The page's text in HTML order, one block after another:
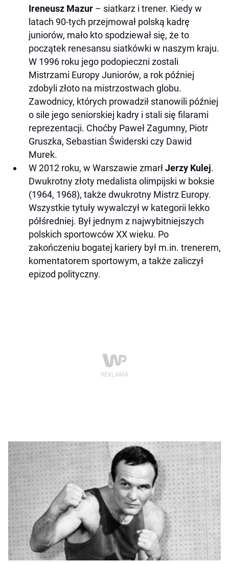
Ireneusz Mazur – siatkarz i trener. Kiedy w
latach 90-tych przejmował polską kadrę
juniorów, mało kto spodziewał się, że to
początek renesansu siatkówki w naszym kraju.
W 1996 roku jego podopieczni zostali
Mistrzami Europy Juniorów, a rok później
zdobyli złoto na mistrzostwach globu.
Zawodnicy, których prowadził stanowili później
o sile jego seniorskiej kadry i stali się filarami
reprezentacji. Choćby Paweł Zagumny, Piotr
Gruszka, Sebastian Świderski czy Dawid
Murek.
W 2012 roku, w Warszawie zmarłJerzy Kulej.
Dwukrotny złoty medalista olimpijski w boksie
(1964, 1968), także dwukrotny Mistrz Europy.
Wszystkie tytuły wywalczył w kategorii lekko
półśredniej. Był jednym z najwybitniejszych
polskich sportowców XX wieku. Po
zakończeniu bogatej kariery był m.in. trenerem,
komentatorem sportowym, a także zaliczył
epizod polityczny.